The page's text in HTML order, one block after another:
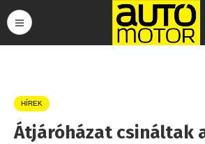
HÍREK
Átjáróházat csináltak